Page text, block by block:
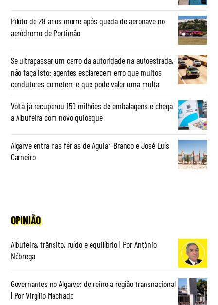
Piloto de 28 anos morre após queda de aeronave no
aeródromo de Portimão
Se ultrapassar um carro da autoridade na autoestrada,
não faça isto: agentes esclarecem erro que muitos
condutores cometem e que pode valer uma multa
Volta já recuperou 150 milhões de embalagens e chega
a Albufeira com novo quiosque
Algarve entra nas férias de Aguiar-Branco e José Luís
Carneiro
OPINIÃO
Albufeira, trânsito, ruído e equilíbrio | Por António
Nóbrega
Governantes no Algarve: de reino a região transnacional
| Por Virgílio Machado